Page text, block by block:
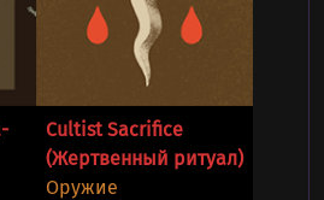
Cultist Sacrifice
(Жертвенный ритуал)
Оружие